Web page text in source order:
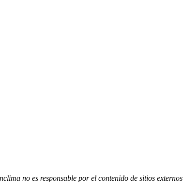
no es responsable por el contenido de sitios externos